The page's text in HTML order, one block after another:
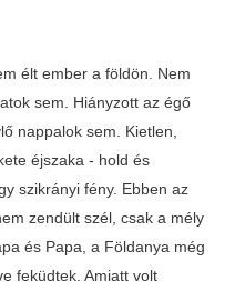
élt ember a földön. Nem
sem. Hiányzott az égő
nappalok sem. Kietlen,
éjszaka - hold és
szikrányi fény. Ebben az
zendült szél, csak a mély
és Papa, a Földanya még
feküdtek. Amiatt volt